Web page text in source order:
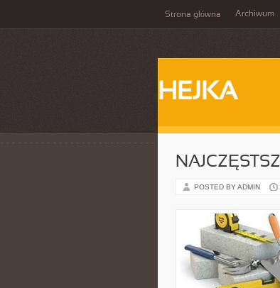
Strona główna Archiwum
HEJKA
POSTED BY ADMIN